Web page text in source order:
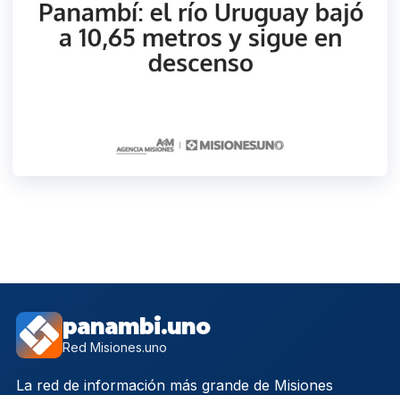
panambi.uno
Red Misiones.uno
La red de información más grande de Misiones